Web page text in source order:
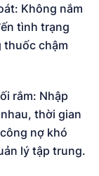
Không nắm
tình trạng
thuốc chậm
rắm: Nhập
thời gian
nợ khó
lý tập trung.